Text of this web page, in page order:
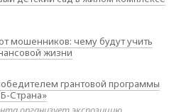
мошенников: чему будут учить
жизни
грантовой программы
Страна»